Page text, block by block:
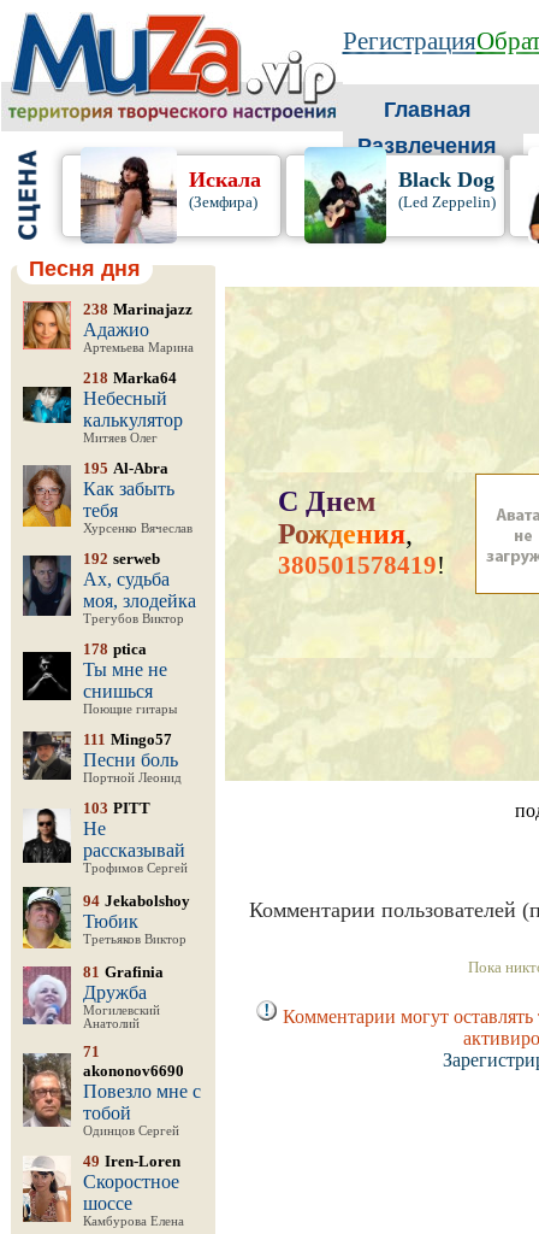
Регистрация
Главная
Развлечения
Искала
(Земфира)
Black Dog
(Led Zeppelin)
Песня дня
238 Marinajazz
Адажио
Артемьева Марина
218 Marka64
Небесный
калькулятор
Митяев Олег
195 Al-Abra
Как забыть
тебя
Хурсенко Вячеслав
192 serweb
Ах, судьба
моя, злодейка
Трегубов Виктор
178 ptica
Ты мне не
снишься
Поющие гитары
111 Mingo57
Песни боль
Портной Леонид
103 PITT
Не
рассказывай
Трофимов Сергей
94 Jekabolshoy
Тюбик
Третьяков Виктор
81 Grafinia
Дружба
Могилевский
Анатолий
71
akononov6690
Повезло мне с
тобой
Одинцов Сергей
49 Iren-Loren
Скоростное
шоссе
Камбурова Елена
С Днем
Рождения,
380501578419!
Комментарии пользователей
Пока
Комментарии могут оставлять